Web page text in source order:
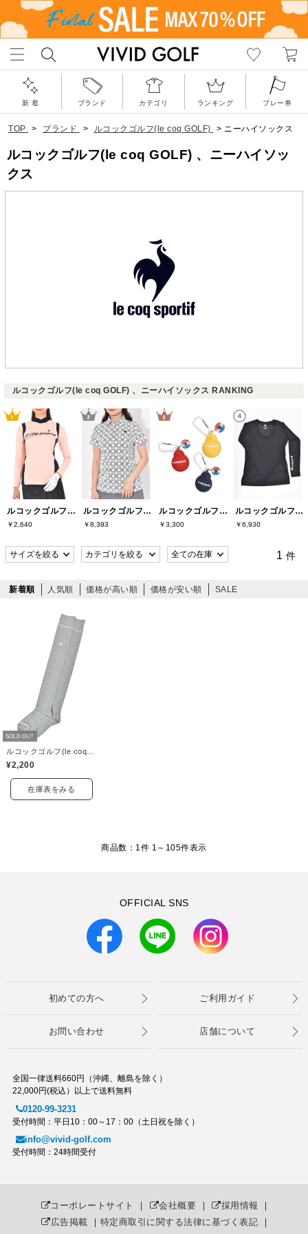
新 着 ブランド カテゴリ ランキング プレー券
TOP > ブランド > ルコックゴルフ(le coq GOLF) > ニーハイソックス
ルコックゴルフ(le coq GOLF) 、ニーハイソッ
クス
ルコックゴルフ(le coq GOLF) 、ニーハイソックス RANKING
ルコックゴルフ(le coq GOLF)
￥2,640
ルコックゴルフ(le coq GOLF)
￥8,393
ルコックゴルフ(le coq GOLF)
￥3,300
ルコックゴルフ(le coq GOLF)
￥6,930
1 件
新着順 人気順 価格が高い順 価格が安い順 SALE
SOLD OUT
¥2,200
在庫表をみる
商品数：1件 1～ 105件表示
OFFICIAL SNS
初めての方へ ご利用ガイド
お問い合わせ 店舗について
全国一律送料660円（沖縄、離島を除く）
22,000円(税込）以上で送料無料
0120-99-3231
受付時間：平日10：00～17：00（土日祝を除く）
info@vivid-golf.com
受付時間：24時間受付
コーポレートサイト ｜ 会社概要 ｜ 採用情報 ｜
広告掲載 ｜ 特定商取引に関する法律に基づく表記 ｜